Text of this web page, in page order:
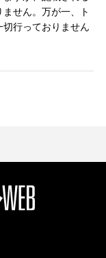
せん。万が一、ト
行っておりません